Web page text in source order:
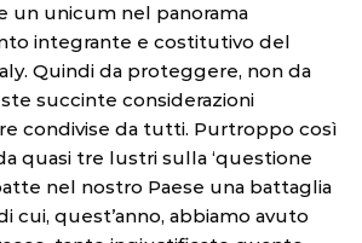
un unicum nel panorama
integrante e costitutivo del
Quindi da proteggere, non da
succinte considerazioni
condivise da tutti. Purtroppo così
quasi tre lustri sulla ‘questione
nel nostro Paese una battaglia
cui, quest’anno, abbiamo avuto